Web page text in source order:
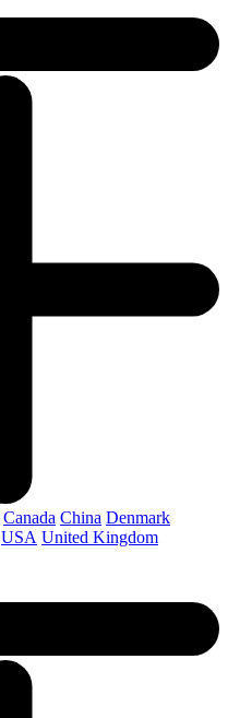
Canada China Denmark
USA United Kingdom